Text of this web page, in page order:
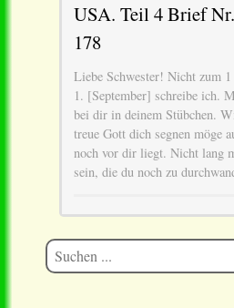
USA. Teil 4 Brief
178
Liebe Schwester! Nicht zum 1
1. [September] schreibe ich.
bei dir in deinem Stübchen.
treue Gott dich segnen möge
noch vor dir liegt. Nicht lang
sein, die du noch zu